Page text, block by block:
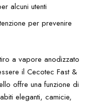
alcuni utenti
per prevenire
a vapore anodizzato
il Cecotec Fast &
offre una funzione di
eleganti, camicie,